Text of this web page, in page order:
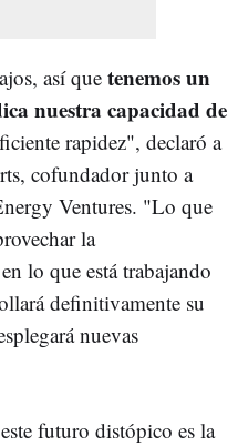
así que tenemos un
nuestra capacidad de
rapidez", declaró a
cofundador junto a
Ventures. "Lo que
la
lo que está trabajando
definitivamente su
nuevas
futuro distópico es la